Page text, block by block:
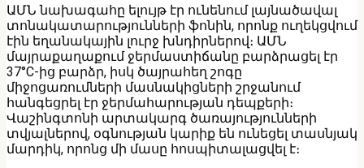
ԱՄՆ նախագահը ելույթ էր ունենում լայնածավալ
տոնակատարությունների ֆոնին, որոնք ուղեկցվում
էին եղանակային լուրջ խնդիրներով։ ԱՄՆ
մայրաքաղաքում ջերմաստիճանը բարձրացել էր
37°C-ից բարձր, իսկ ծայրահեղ շոգը
միջոցառումների մասնակիցների շրջանում
հանգեցրել էր ջերմահարության դեպքերի։
Վաշինգտոնի արտակարգ ծառայությունների
տվյալներով, օգնության կարիք են ունեցել տասնյակ
մարդիկ, որոնց մի մասը հոսպիտալացվել է։